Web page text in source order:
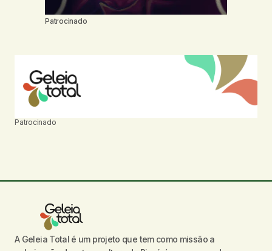
Patrocinado
Patrocinado
A Geleia Total é um projeto que tem como missão a